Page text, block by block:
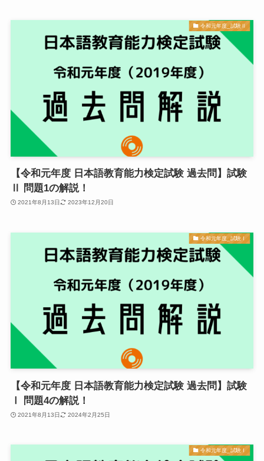
令和元年度_試験Ⅱ
【令和元年度 日本語教育能力検定試験 過去問】試験
Ⅱ 問題1の解説！
2021年8月13日 2023年12月20日
令和元年度_試験Ⅰ
【令和元年度 日本語教育能力検定試験 過去問】試験
Ⅰ 問題4の解説！
2021年8月13日 2024年2月25日
令和元年度_試験Ⅰ